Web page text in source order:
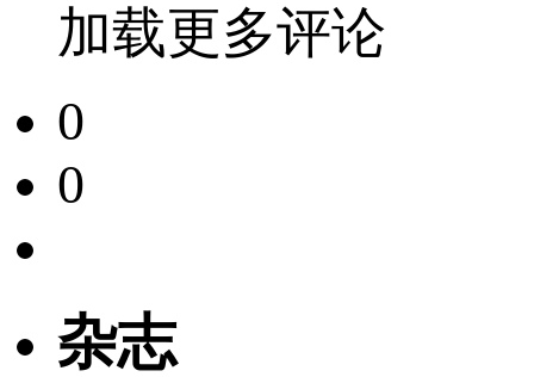
加载更多评论
0
0
杂志